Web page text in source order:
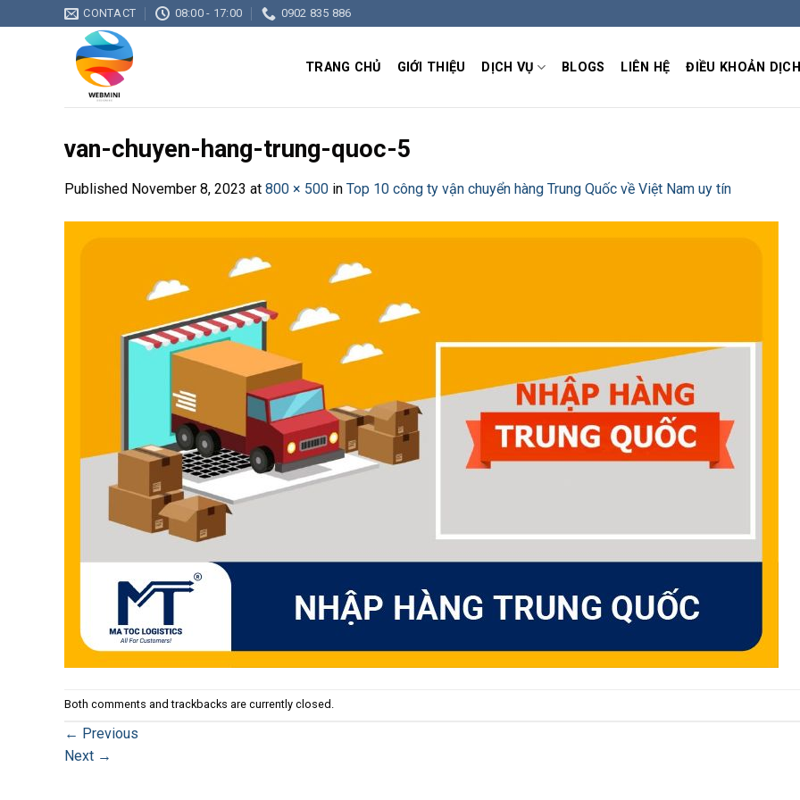
CONTACT 08:00 - 17:00 0902 835 886
TRANG CHỦ GIỚI THIỆU DỊCH VỤ BLOGS LIÊN HỆ ĐIỀU KHOẢN
van-chuyen-hang-trung-quoc-5
Published November 8, 2023 at 800 × 500 in Top 10 công ty vận chuyển hàng Trung Quốc về Việt Nam uy tín
Both comments and trackbacks are currently closed.
← Previous
Next →